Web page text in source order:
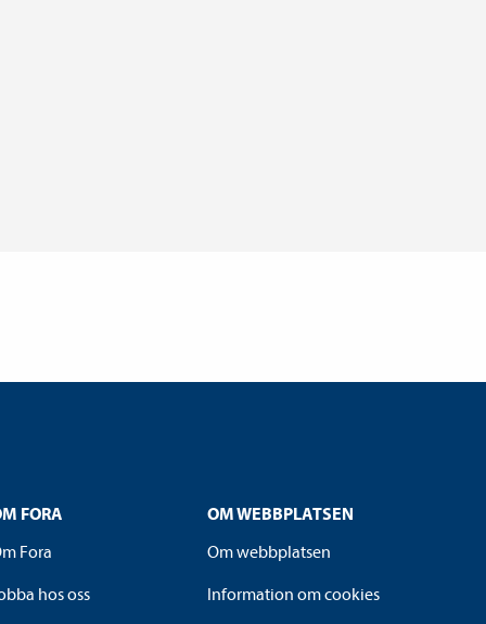
FORA
Fora
hos oss
OM WEBBPLATSEN
Om webbplatsen
Information om cookies